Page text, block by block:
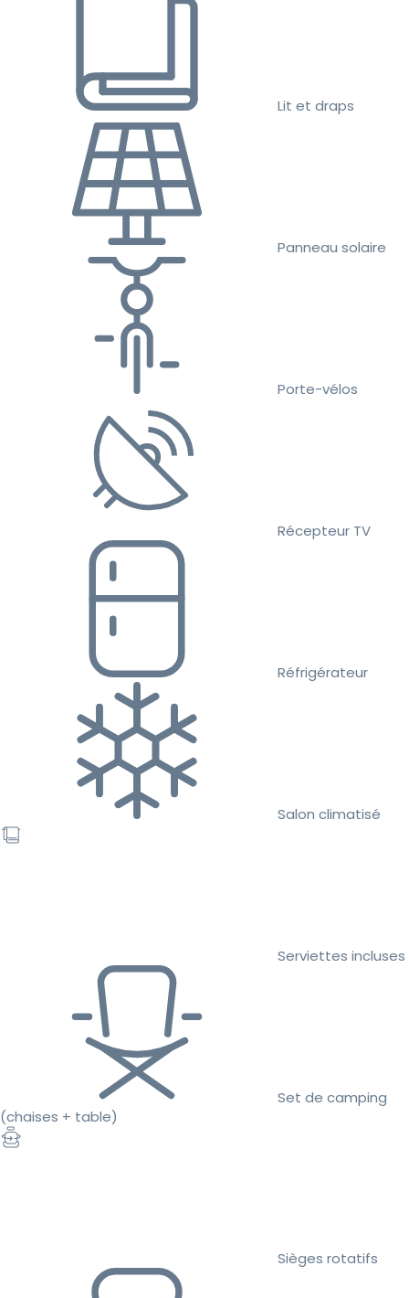
Lit et draps
Panneau solaire
Porte-vélos
Récepteur TV
Réfrigérateur
Salon climatisé
Serviettes incluses
Set de camping
(chaises + table)
Sièges rotatifs